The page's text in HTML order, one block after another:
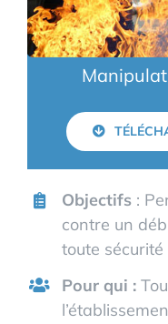
Objectifs :
contre un
toute sécurité
Pour qui :